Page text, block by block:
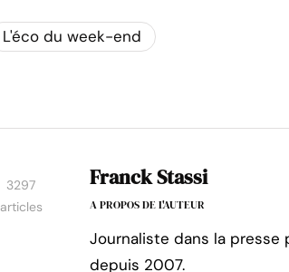
L'éco du week-end
3297
articles
Franck Stassi
A PROPOS DE L'AUTEUR
Journaliste dans la presse
depuis 2007.